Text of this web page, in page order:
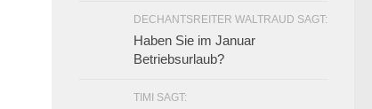
DECHANTSREITER WALTRAUD SAGT:
Haben Sie im Januar
Betriebsurlaub?
TIMI SAGT: